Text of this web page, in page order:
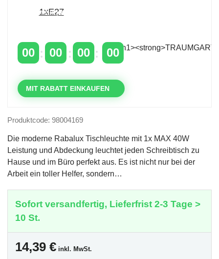
Zeitlich begrenzter 20 % Rabatt auf Bestellungen
00 00 00 00
MIT RABATT EINKAUFEN
Produktcode: 98004169
Die moderne Rabalux Tischleuchte mit 1x MAX 40W
Leistung und Abdeckung leuchtet jeden Schreibtisch zu
Hause und im Büro perfekt aus. Es ist nicht nur bei der
Arbeit ein toller Helfer, sondern…
Sofort versandfertig, Lieferfrist 2-3 Tage >
10 St.
14,39 € inkl. MwSt.